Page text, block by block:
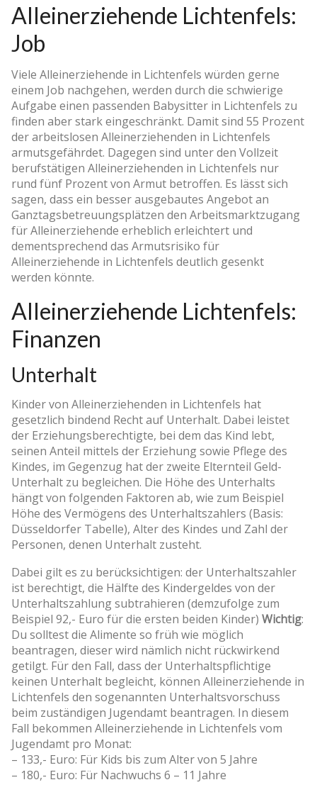
Alleinerziehende Lichtenfels:
Job
Viele Alleinerziehende in Lichtenfels würden gerne
einem Job nachgehen, werden durch die schwierige
Aufgabe einen passenden Babysitter in Lichtenfels zu
finden aber stark eingeschränkt. Damit sind 55 Prozent
der arbeitslosen Alleinerziehenden in Lichtenfels
armutsgefährdet. Dagegen sind unter den Vollzeit
berufstätigen Alleinerziehenden in Lichtenfels nur
rund fünf Prozent von Armut betroffen. Es lässt sich
sagen, dass ein besser ausgebautes Angebot an
Ganztagsbetreuungsplätzen den Arbeitsmarktzugang
für Alleinerziehende erheblich erleichtert und
dementsprechend das Armutsrisiko für
Alleinerziehende in Lichtenfels deutlich gesenkt
werden könnte.
Alleinerziehende Lichtenfels:
Finanzen
Unterhalt
Kinder von Alleinerziehenden in Lichtenfels hat
gesetzlich bindend Recht auf Unterhalt. Dabei leistet
der Erziehungsberechtigte, bei dem das Kind lebt,
seinen Anteil mittels der Erziehung sowie Pflege des
Kindes, im Gegenzug hat der zweite Elternteil Geld-
Unterhalt zu begleichen. Die Höhe des Unterhalts
hängt von folgenden Faktoren ab, wie zum Beispiel
Höhe des Vermögens des Unterhaltszahlers (Basis:
Düsseldorfer Tabelle), Alter des Kindes und Zahl der
Personen, denen Unterhalt zusteht.
Dabei gilt es zu berücksichtigen: der Unterhaltszahler
ist berechtigt, die Hälfte des Kindergeldes von der
Unterhaltszahlung subtrahieren (demzufolge zum
Beispiel 92,- Euro für die ersten beiden Kinder) Wichtig:
Du solltest die Alimente so früh wie möglich
beantragen, dieser wird nämlich nicht rückwirkend
getilgt. Für den Fall, dass der Unterhaltspflichtige
keinen Unterhalt begleicht, können Alleinerziehende in
Lichtenfels den sogenannten Unterhaltsvorschuss
beim zuständigen Jugendamt beantragen. In diesem
Fall bekommen Alleinerziehende in Lichtenfels vom
Jugendamt pro Monat:
– 133,- Euro: Für Kids bis zum Alter von 5 Jahre
– 180,- Euro: Für Nachwuchs 6 – 11 Jahre